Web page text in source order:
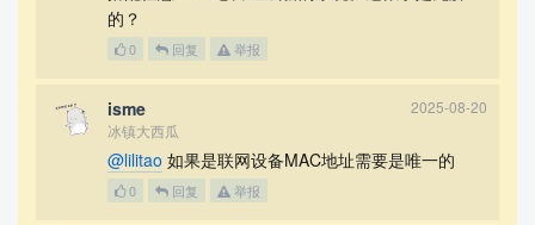
的？
0 回复 举报
isme
2025-08-20
冰镇大西瓜
@lilitao 如果是联网设备MAC地址需要是唯一的
0 回复 举报